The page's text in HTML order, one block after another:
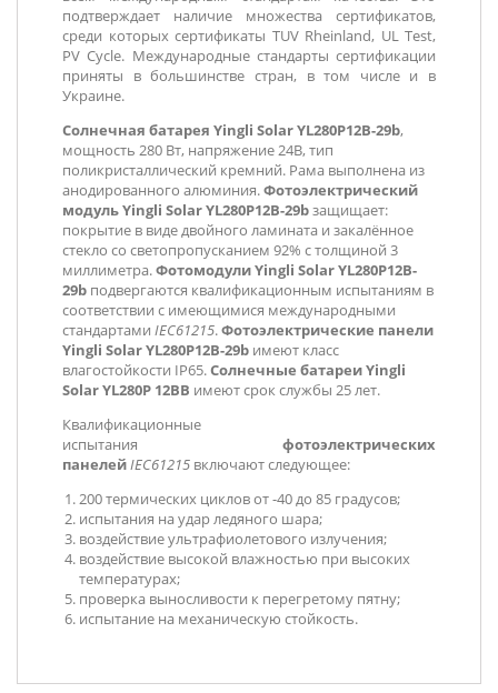
подтверждает наличие множества сертификатов,
среди которых сертификаты TUV Rheinland, UL Test,
PV Cycle. Международные стандарты сертификации
приняты в большинстве стран, в том числе и в
Украине.
Солнечная батарея Yingli Solar YL280P12B-29b,
мощность 280 Вт, напряжение 24В, тип
поликристаллический кремний. Рама выполнена из
анодированного алюминия.Фотоэлектрический
модульYingli Solar YL280P12B-29bзащищает:
покрытие в виде двойного ламината и закалённое
стекло со светопропусканием 92% с толщиной 3
миллиметра.ФотомодулиYingli Solar YL280P12B-
29b подвергаются квалификационным испытаниям в
соответствии с имеющимися международными
стандартами IEC61215.Фотоэлектрические панели
Yingli Solar YL280P12B-29b имеют класс
влагостойкости IP65.Солнечные батареи Yingli
Solar YL280P 12BB имеют срок службы 25 лет.
Квалификационные
испытания фотоэлектрических
панелейIEC61215 включают следующее:
200 термических циклов от -40 до 85 градусов;
испытания на удар ледяного шара;
воздействие ультрафиолетового излучения;
воздействие высокой влажностью при высоких
температурах;
проверка выносливости к перегретому пятну;
испытание на механическую стойкость.